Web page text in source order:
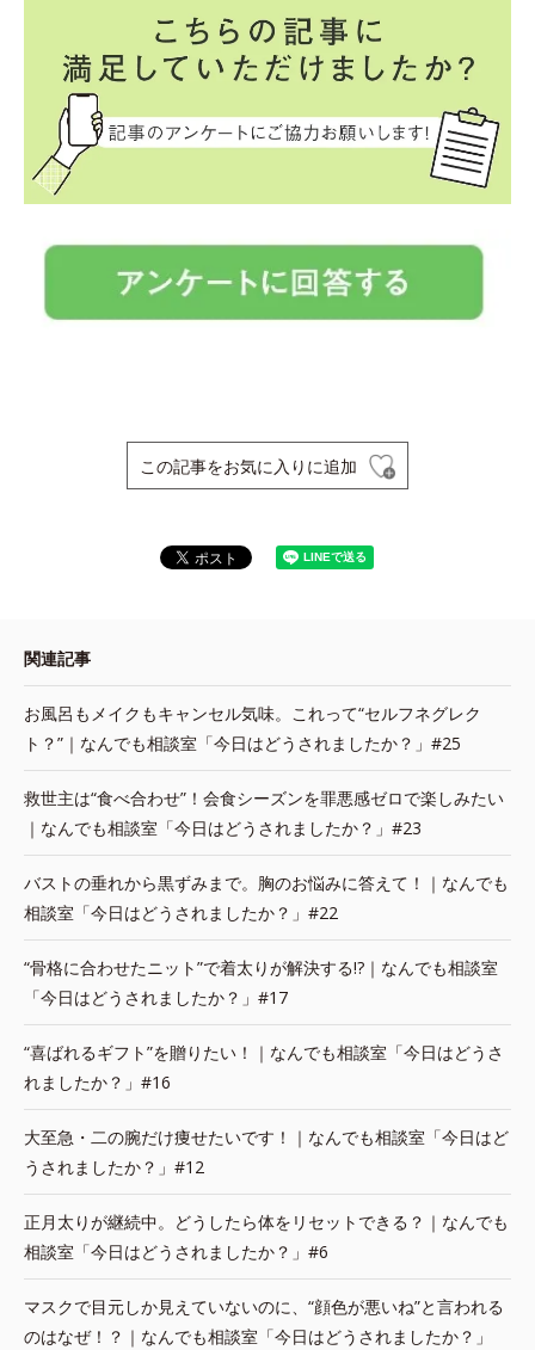
この記事をお気に入りに追加
関連記事
お風呂もメイクもキャンセル気味。これって“セルフネグレク
ト？”｜なんでも相談室「今日はどうされましたか？」#25
救世主は“食べ合わせ”！会食シーズンを罪悪感ゼロで楽しみたい
｜なんでも相談室「今日はどうされましたか？」#23
バストの垂れから黒ずみまで。胸のお悩みに答えて！｜なんでも
相談室「今日はどうされましたか？」#22
“骨格に合わせたニット”で着太りが解決する!?｜なんでも相談室
「今日はどうされましたか？」#17
“喜ばれるギフト”を贈りたい！｜なんでも相談室「今日はどうさ
れましたか？」#16
大至急・二の腕だけ痩せたいです！｜なんでも相談室「今日はど
うされましたか？」#12
正月太りが継続中。どうしたら体をリセットできる？｜なんでも
相談室「今日はどうされましたか？」#6
マスクで目元しか見えていないのに、“顔色が悪いね”と言われる
のはなぜ！？｜なんでも相談室「今日はどうされましたか？」